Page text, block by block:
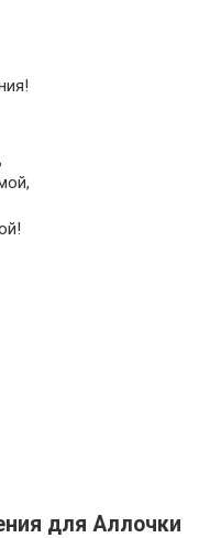
для Аллочки